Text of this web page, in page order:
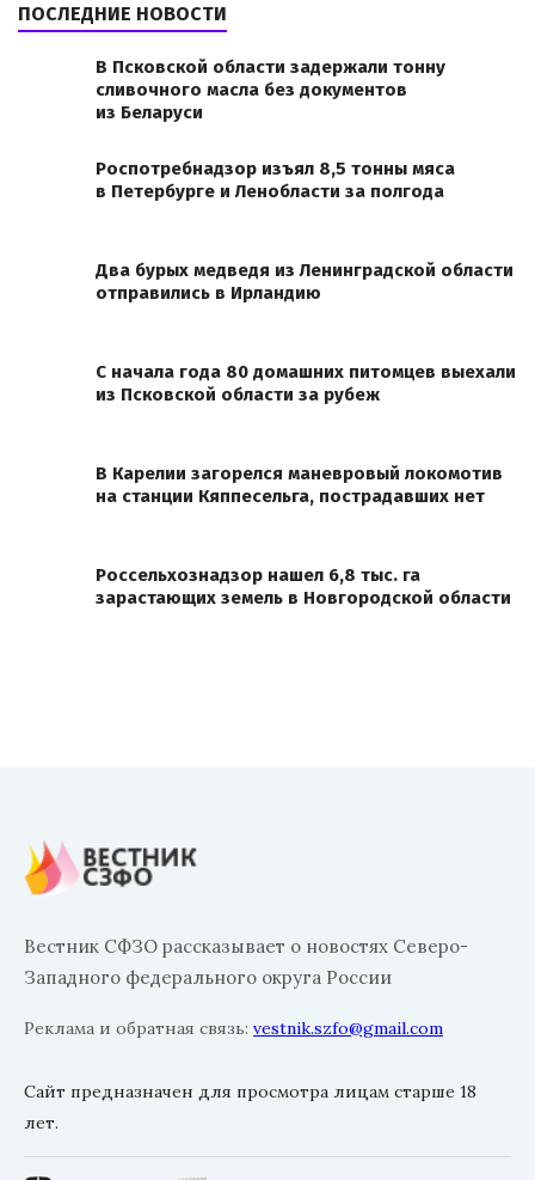
ПОСЛЕДНИЕ НОВОСТИ
В Псковской области задержали тонну
сливочного масла без документов
из Беларуси
Роспотребнадзор изъял 8,5 тонны мяса
в Петербурге и Ленобласти за полгода
Два бурых медведя из Ленинградской области
отправились в Ирландию
С начала года 80 домашних питомцев выехали
из Псковской области за рубеж
В Карелии загорелся маневровый локомотив
на станции Кяппесельга, пострадавших нет
Россельхознадзор нашел 6,8 тыс. га
зарастающих земель в Новгородской области
Вестник СФЗО рассказывает о новостях Северо-
Западного федерального округа России
Реклама и обратная связь: vestnik.szfo@gmail.com
Сайт предназначен для просмотра лицам старше 18
лет.